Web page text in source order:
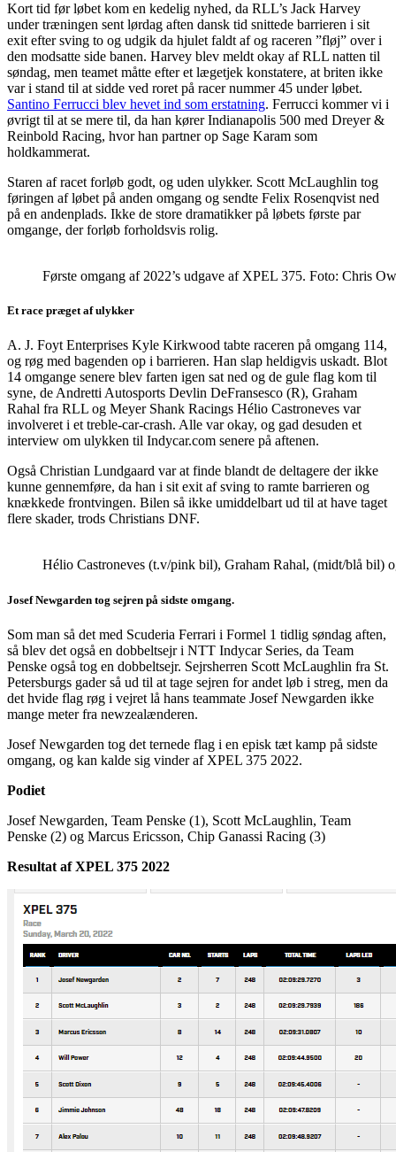
Kort tid før løbet kom en kedelig nyhed, da RLL’s Jack Harvey
under træningen sent lørdag aften dansk tid snittede barrieren i sit
exit efter sving to og udgik da hjulet faldt af og raceren ”fløj” over i
den modsatte side banen. Harvey blev meldt okay af RLL natten til
søndag, men teamet måtte efter et lægetjek konstatere, at briten ikke
var i stand til at sidde ved roret på racer nummer 45 under løbet.
Santino Ferrucci blev hevet ind som erstatning. Ferrucci kommer vi i
øvrigt til at se mere til, da han kører Indianapolis 500 med Dreyer &
Reinbold Racing, hvor han partner op Sage Karam som
holdkammerat.
Staren af racet forløb godt, og uden ulykker. Scott McLaughlin tog
føringen af løbet på anden omgang og sendte Felix Rosenqvist ned
på en andenplads. Ikke de store dramatikker på løbets første par
omgange, der forløb forholdsvis rolig.
Første omgang af 2022’s udgave af XPEL 375. Foto: Chris
Et race præget af ulykker
A. J. Foyt Enterprises Kyle Kirkwood tabte raceren på omgang 114,
og røg med bagenden op i barrieren. Han slap heldigvis uskadt. Blot
14 omgange senere blev farten igen sat ned og de gule flag kom til
syne, de Andretti Autosports Devlin DeFransesco (R), Graham
Rahal fra RLL og Meyer Shank Racings Hélio Castroneves var
involveret i et treble-car-crash. Alle var okay, og gad desuden et
interview om ulykken til Indycar.com senere på aftenen.
Også Christian Lundgaard var at finde blandt de deltagere der ikke
kunne gennemføre, da han i sit exit af sving to ramte barrieren og
knækkede frontvingen. Bilen så ikke umiddelbart ud til at have taget
flere skader, trods Christians DNF.
Hélio Castroneves (t.v/pink bil), Graham Rahal, (midt/blå bil)
Josef Newgarden tog sejren på sidste omgang.
Som man så det med Scuderia Ferrari i Formel 1 tidlig søndag aften,
så blev det også en dobbeltsejr i NTT Indycar Series, da Team
Penske også tog en dobbeltsejr. Sejrsherren Scott McLaughlin fra St.
Petersburgs gader så ud til at tage sejren for andet løb i streg, men da
det hvide flag røg i vejret lå hans teammate Josef Newgarden ikke
mange meter fra newzealænderen.
Josef Newgarden tog det ternede flag i en episk tæt kamp på sidste
omgang, og kan kalde sig vinder af XPEL 375 2022.
Podiet
Josef Newgarden, Team Penske (1), Scott McLaughlin, Team
Penske (2) og Marcus Ericsson, Chip Ganassi Racing (3)
Resultat af XPEL 375 2022